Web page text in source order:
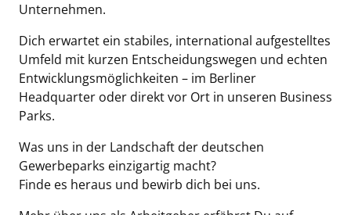
Unternehmen.
Dich erwartet ein stabiles, international aufgestelltes
Umfeld mit kurzen Entscheidungswegen und echten
Entwicklungsmöglichkeiten – im Berliner
Headquarter oder direkt vor Ort in unseren Business
Parks.
Was uns in der Landschaft der deutschen
Gewerbeparks einzigartig macht?
Finde es heraus und bewirb dich bei uns.